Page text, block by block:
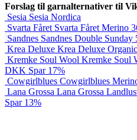
Forslag til garnalternativer til
Sesia Sesia Nordica
Svarta Fåret Svarta Fåret Merino
Sandnes Sandnes Double Sunday
Krea Deluxe Krea Deluxe
Kremke Soul Wool Kremke Soul
DKK Spar 17%
Cowgirlblues Cowgirlblues
Lana Grossa Lana Grossa
Spar 13%